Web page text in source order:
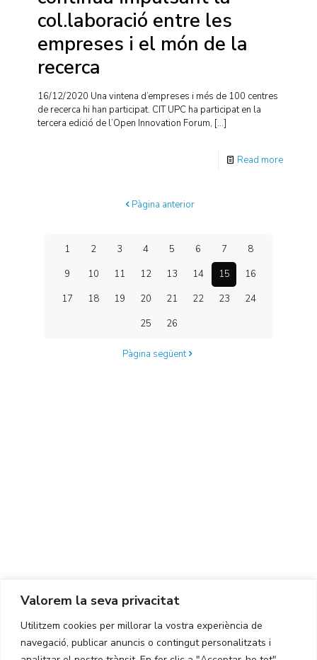
Valorem la seva privacitat
Utilitzem cookies per millorar la vostra experiència de
navegació, publicar anuncis o contingut personalitzats i
col.laboració entre les
empreses i el món de la
recerca
16/12/2020 Una vintena d’empreses i més de 100 centres
de recerca hi han participat. CIT UPC ha participat en la
tercera edició de l’Open Innovation Forum, […]
Read more
Pàgina anterior
1 2 3 4 5 6 7
8
9
10 11 12 13 14 15
16
17
18 19 20 21 22 23
24
25
26
Pàgina següent
CONTACTE
Ed. K2M (Planta 1, Oficina 106)
C/ Jordi Girona 1-3
08034 Barcelona (Espanya)